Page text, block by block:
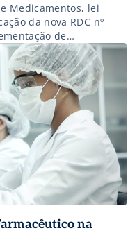
Medicamentos, lei
da nova RDC nº
de
de
pela Agencia Nacional
finalmente começar
deste ano, após
na